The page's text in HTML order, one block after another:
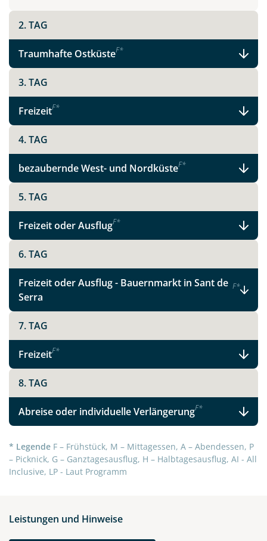
Teile diese Reise
Instagram
X
Telegram
per E-Mail senden
Link kopieren
2. TAG
Traumhafte OstküsteF*
3. TAG
FreizeitF*
4. TAG
bezaubernde West- und NordküsteF*
5. TAG
Freizeit oder AusflugF*
6. TAG
Freizeit oder Ausflug - Bauernmarkt in Sant de
Serra
F*
7. TAG
FreizeitF*
8. TAG
Abreise oder individuelle VerlängerungF*
* Legende F – Frühstück, M – Mittagessen, A – Abendessen, P
– Picknick, G – Ganztagesausflug, H – Halbtagesausflug, AI - All
Inclusive, LP - Laut Programm
Leistungen und Hinweise